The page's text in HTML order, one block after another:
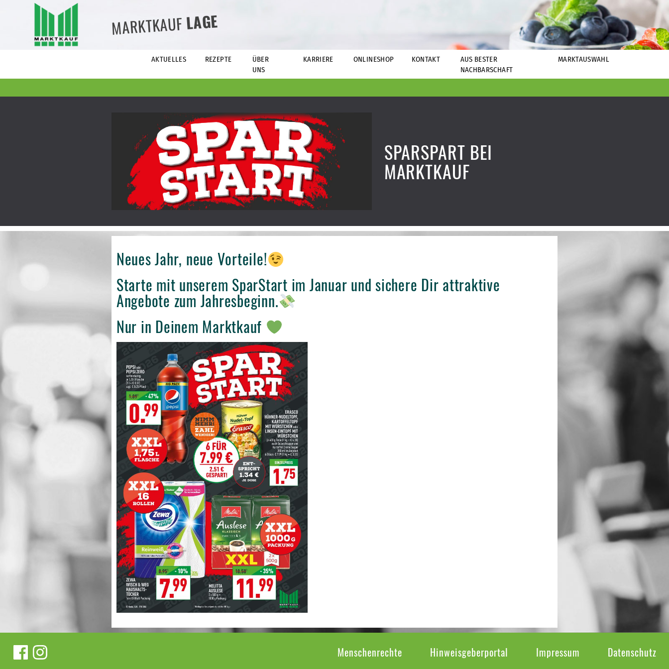
MARKTKAUFLAGE
AKTUELLES REZEPTE
ÜBER
UNS
KARRIERE ONLINESHOP KONTAKT
AUS BESTER
NACHBARSCHAFT
MARKTAUSWAHL
SPARSPART BEI
MARKTKAUF
Neues Jahr, neue Vorteile!
Starte mit unserem SparStart im Januar und sichere Dir attraktive
Angebote zum Jahresbeginn.
Nur in Deinem Marktkauf
Menschenrechte Hinweisgeberportal Impressum Datenschutz